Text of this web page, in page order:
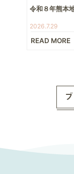
令和８年熊本
2026.7.29
READ MORE